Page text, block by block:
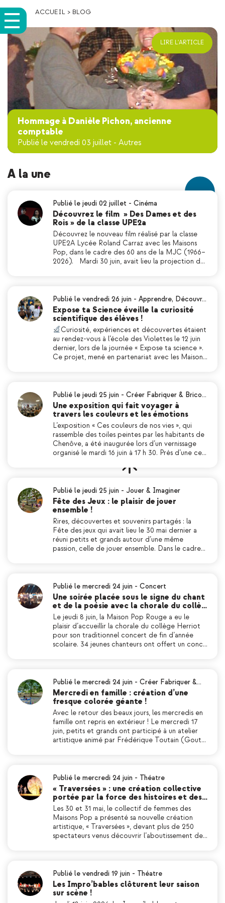
ACCUEIL > BLOG
Hommage à Danièle Pichon, ancienne
comptable
Publié le vendredi 03 juillet - Autres
LIRE L'ARTICLE
A la une
Publié le jeudi 02 juillet - Cinéma
Découvrez le film » Des Dames et des
Rois » de la classe UPE2a
Découvrez le nouveau film réalisé par la classe
UPE2A Lycée Roland Carraz avec les Maisons
Pop, dans le cadre des 60 ans de la MJC (1966–
2026). Mardi 30 juin, avait lieu la projection d…
Publié le vendredi 26 juin - Apprendre, Découvr…
Expose ta Science éveille la curiosité
scientifique des élèves !
Curiosité, expériences et découvertes étaient
au rendez-vous à l’école des Violettes le 12 juin
dernier, lors de la journée « Expose ta science ».
Ce projet, mené en partenariat avec les Maison…
Publié le jeudi 25 juin - Créer Fabriquer & Brico…
Une exposition qui fait voyager à
travers les couleurs et les émotions
L’exposition « Ces couleurs de nos vies », qui
rassemble des toiles peintes par les habitants de
Chenôve, a été inaugurée lors d’un vernissage
organisé le mardi 16 juin à 17 h 30. Près d’une ce…
Publié le jeudi 25 juin - Jouer & Imaginer
Fête des Jeux : le plaisir de jouer
ensemble !
Rires, découvertes et souvenirs partagés : la
Fête des jeux qui avait lieu le 30 mai dernier a
réuni petits et grands autour d’une même
passion, celle de jouer ensemble. Dans le cadre…
Publié le mercredi 24 juin - Concert
Une soirée placée sous le signe du chant
et de la poésie avec la chorale du collè…
Le jeudi 8 juin, la Maison Pop Rouge a eu le
plaisir d’accueillir la chorale du collège Herriot
pour son traditionnel concert de fin d’année
scolaire. 34 jeunes chanteurs ont offert un conc…
Publié le mercredi 24 juin - Créer Fabriquer &…
Mercredi en famille : création d’une
fresque colorée géante !
Avec le retour des beaux jours, les mercredis en
famille ont repris en extérieur ! Le mercredi 17
juin, petits et grands ont participé à un atelier
artistique animé par Frédérique Toutain (Gout…
Publié le mercredi 24 juin - Théatre
« Traversées » : une création collective
portée par la force des histoires et des…
Les 30 et 31 mai, le collectif de femmes des
Maisons Pop a présenté sa nouvelle création
artistique, « Traversées », devant plus de 250
spectateurs venus découvrir l’aboutissement de…
Publié le vendredi 19 juin - Théatre
Les Impro’bables clôturent leur saison
sur scène !